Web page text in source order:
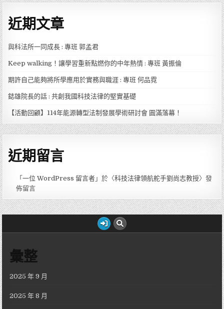
近期文章
與科法所一同成長 : 專班 郭孟君
Keep walking！讓學習重新點燃你的中年熱情 : 專班 黃振倫
期許自己能夠將所學應用於實務與職涯 : 專班 何品霓
鋕雄院長的話 : 共創我國科技法律的堅實基礎
【活動回顧】114年能源轉型法制發展學術研討會 圓滿落幕！
近期留言
「一位 WordPress 留言者 」於〈科技法律領航舵手劉尚志教授〉發
佈留言
彙整
2025 年 9 月
2025 年 8 月